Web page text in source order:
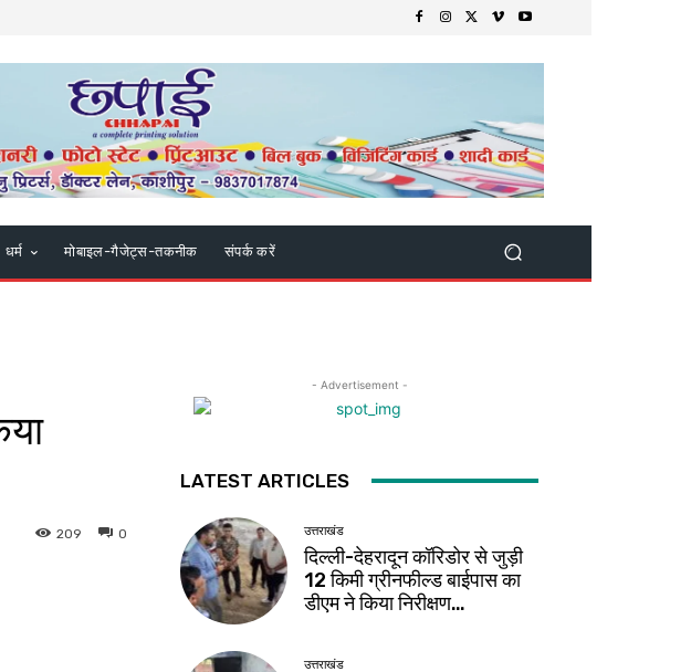
धर्म मोबाइल-गैजेट्स-तकनीक संपर्क करें
0
209
- Advertisement -
LATEST ARTICLES
उत्तराखंड
दिल्ली-देहरादून कॉरिडोर से जुड़ी
12 किमी ग्रीनफील्ड बाईपास का
डीएम ने किया निरीक्षण…
उत्तराखंड